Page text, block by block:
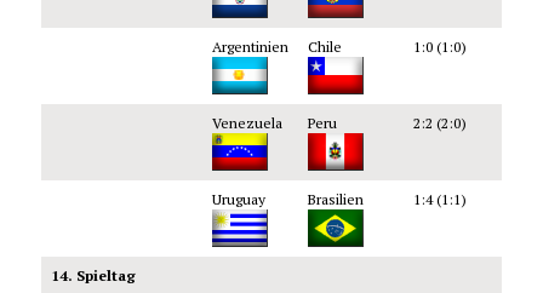
Argentinien Chile 1:0 (1:0)
Venezuela Peru 2:2 (2:0)
Uruguay Brasilien 1:4 (1:1)
14. Spieltag